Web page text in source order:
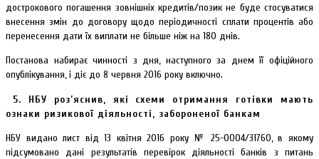
дострокового погашення зовнішніх кредитів/позик не буде стосуватися
внесення змін до договору щодо періодичності сплати процентів або
перенесення дати їх виплати не більше ніж на 180 днів.
Постанова набирає чинності з дня, наступного за днем її офіційного
опублікування, і діє до 8 червня 2016 року включно.
5. НБУ роз’яснив, які схеми отримання готівки мають
ознаки ризикової діяльності, забороненої банкам
НБУ видано лист від 13 квітня 2016 року № 25-0004/31760, в якому
підсумовано дані результатів перевірок діяльності банків з питань